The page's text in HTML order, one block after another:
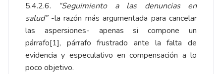
5.4.2.6.
“Seguimiento a las denuncias en
salud”-la razón más argumentada para cancelar
las aspersiones- apenas si compone un
párrafo[1], párrafo frustrado ante la falta de
evidencia y especulativo en compensación a lo
poco objetivo.